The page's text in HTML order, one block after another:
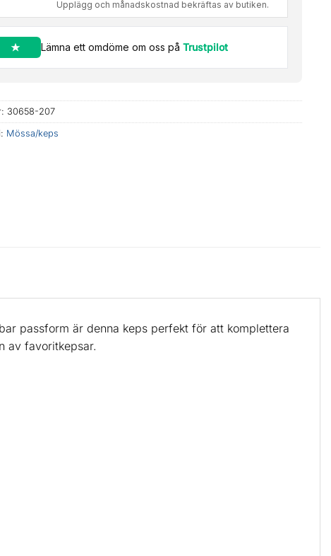
Upplägg och månadskostnad bekräftas av butiken.
Lämna ett omdöme om oss på Trustpilot
30658-207
Mössa/keps
passform är denna keps perfekt för att komplettera
av favoritkepsar.